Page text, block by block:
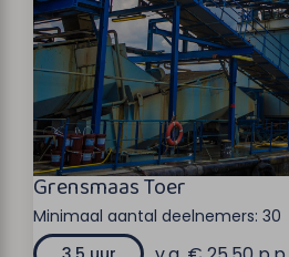
Grensmaas Toer
Minimaal aantal deelnemers: 30